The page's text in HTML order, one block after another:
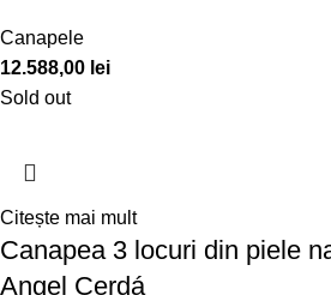
Canapele
12.588,00 lei
Sold out
Citește mai mult
Canapea 3 locuri din piele
Angel Cerdá